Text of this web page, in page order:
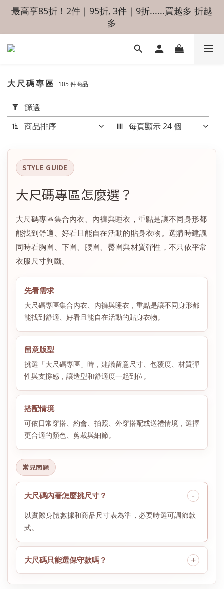
最高享85折！2件｜95折, 3件｜9折......買越多 折越
多
用
篩
選
(0/20)
(NT$)
~
大尺碼專區 105 件商品
篩選
商品排序
每頁顯示 24 個
STYLE GUIDE
大尺碼專區怎麼選？
大尺碼專區集合內衣、內褲與睡衣，重點是讓不同身形都
能找到舒適、好看且能自在活動的貼身衣物。選購時建議
同時看胸圍、下圍、腰圍、臀圍與材質彈性，不只依平常
衣服尺寸判斷。
先看需求
大尺碼專區集合內衣、內褲與睡衣，重點是讓不同身形都
能找到舒適、好看且能自在活動的貼身衣物。
留意版型
挑選「大尺碼專區」時，建議留意尺寸、包覆度、材質彈
性與支撐感，讓造型和舒適度一起到位。
搭配情境
可依日常穿搭、約會、拍照、外穿搭配或送禮情境，選擇
更合適的顏色、剪裁與細節。
常見問題
大尺碼內著怎麼挑尺寸？
以實際身體數據和商品尺寸表為準，必要時選可調節款
式。
大尺碼只能選保守款嗎？